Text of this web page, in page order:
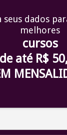
seus dados
melhores
cursos
de até R$